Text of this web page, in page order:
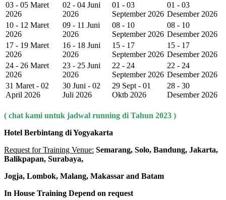
03 - 05 Maret
2026
02 - 04 Juni
2026
01 - 03
September 2026
01 - 03
Desember 2026
10 - 12 Maret
2026
09 - 11 Juni
2026
08 - 10
September 2026
08 - 10
Desember 2026
17 - 19 Maret
2026
16 - 18 Juni
2026
15 - 17
September 2026
15 - 17
Desember 2026
24 - 26 Maret
2026
23 - 25 Juni
2026
22 - 24
September 2026
22 - 24
Desember 2026
31 Maret - 02
April 2026
30 Juni - 02
Juli 2026
29 Sept - 01
Oktb 2026
28 - 30
Desember 2026
( chat kami untuk jadwal running di Tahun 2023 )
Hotel Berbintang di Yogyakarta
Request for Training Venue: Semarang, Solo, Bandung, Jakarta,
Balikpapan, Surabaya,
Jogja, Lombok, Malang, Makassar and Batam
In House Training Depend on request